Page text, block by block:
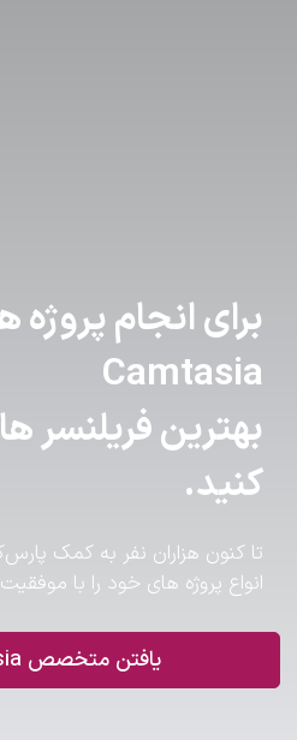
برای انجام پروژه
Camtasia
بهترین فریلنسر ها
کنید.
تا کنون هزاران نفر به کمک
انواع پروژه های خود را با
یافتن متخصص Camtasia